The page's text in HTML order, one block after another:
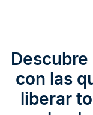
con las
liberar